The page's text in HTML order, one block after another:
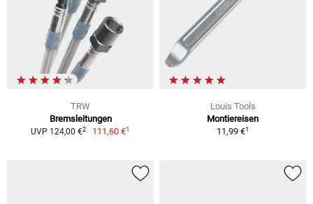
TRW
Bremsleitungen
UVP 124,00 €2 111,60 €1
Louis Tools
Montiereisen
11,99 €1